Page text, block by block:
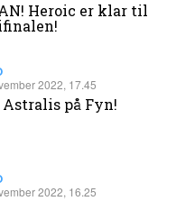
Heroic er klar til
2022, 17.45
Astralis på Fyn!
2022, 16.25